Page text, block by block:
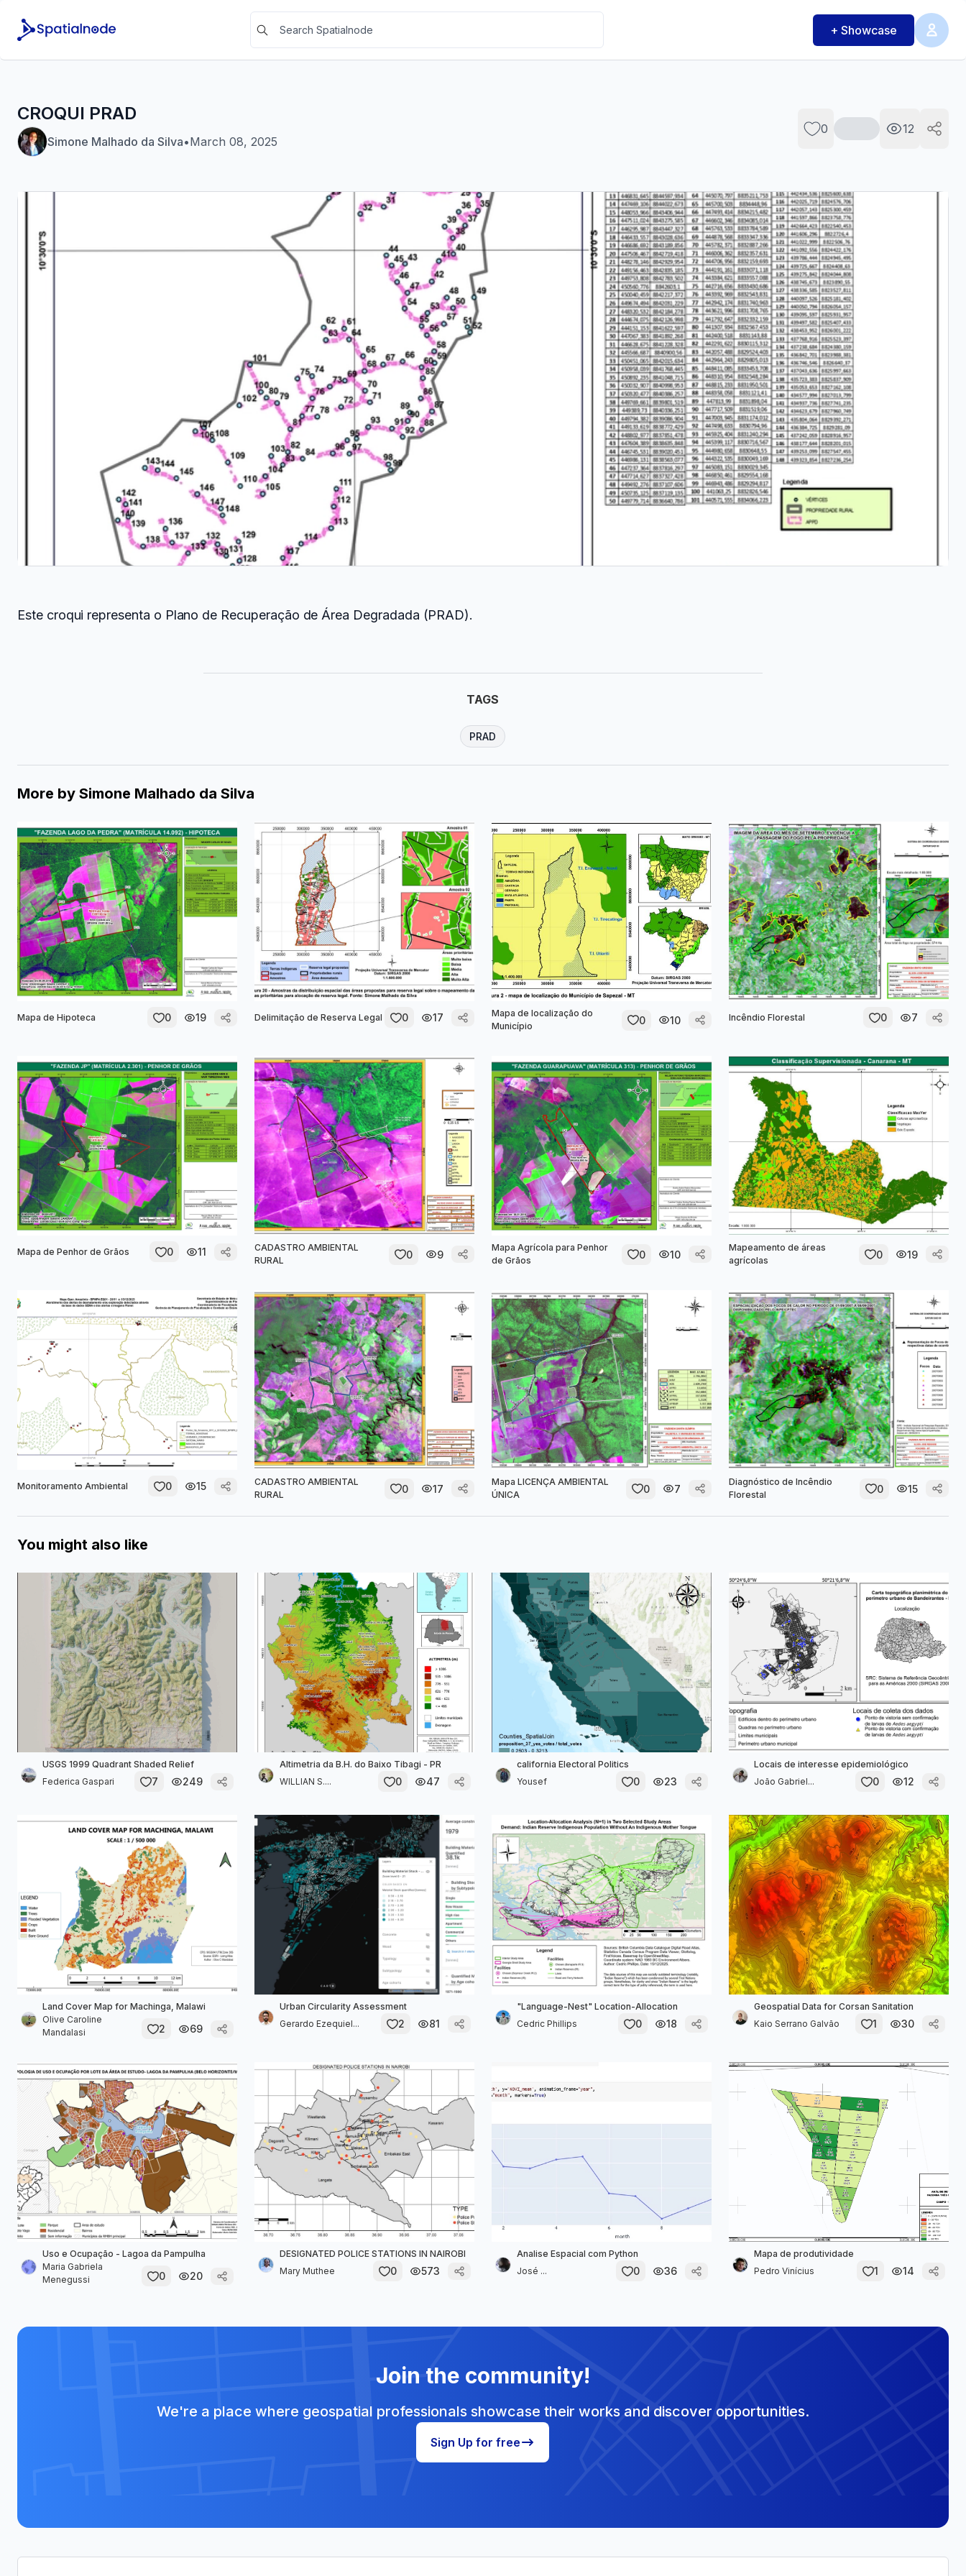
+ Showcase
CROQUI PRAD
Simone Malhado da Silva•March 08, 2025
0 12
Este croqui representa o Plano de Recuperação de Área Degradada (PRAD).
TAGS
PRAD
More by Simone Malhado da Silva
Mapa de Hipoteca 0 19 Delimitação de Reserva Legal 0 17
Mapa de localização do
Município
0 10 Incêndio Florestal 0 7
Mapa de Penhor de Grãos 0 11
CADASTRO AMBIENTAL
RURAL
0 9
Mapa Agrícola para Penhor
de Grãos
0 10
Mapeamento de áreas
agrícolas
0 19
Monitoramento Ambiental 0 15
CADASTRO AMBIENTAL
RURAL
0 17
Mapa LICENÇA AMBIENTAL
ÚNICA
0 7
Diagnóstico de Incêndio
Florestal
0 15
You might also like
USGS 1999 Quadrant Shaded Relief
Federica Gaspari
7 249
Altimetria da B.H. do Baixo Tibagi - PR
WILLIAN S....
0 47
california Electoral Politics
Yousef
0 23
Locais de interesse epidemiológico
João Gabriel...
0 12
Land Cover Map for Machinga, Malawi
Olive Caroline
Mandalasi
2 69
Urban Circularity Assessment
Gerardo Ezequiel...
2 81
"Language-Nest" Location-Allocation
Cedric Phillips
0 18
Geospatial Data for Corsan Sanitation
Kaio Serrano Galvão
1 30
Uso e Ocupação - Lagoa da Pampulha
Maria Gabriela
Menegussi
0 20
DESIGNATED POLICE STATIONS IN NAIROBI
Mary Muthee
0 573
Analise Espacial com Python
José ...
0 36
Mapa de produtividade
Pedro Vinícius
1 14
Join the community!
We're a place where geospatial professionals showcase their works and discover opportunities.
Sign Up for free